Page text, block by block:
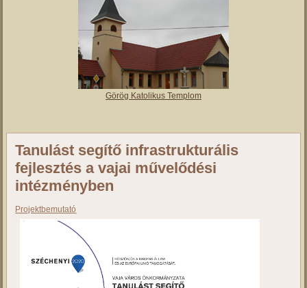
Vajai Református Templom
Görög Katolikus Templom